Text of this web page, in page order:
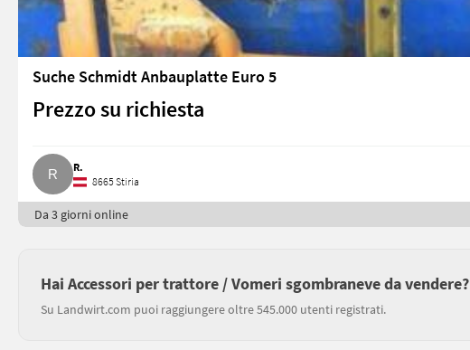
Suche Schmidt Anbauplatte Euro 5
Prezzo su richiesta
R.
8665 Stiria
Da 3 giorni online
Hai Accessori per trattore / Vomeri sgombraneve da vendere?
Su Landwirt.com puoi raggiungere oltre 545.000 utenti registrati.